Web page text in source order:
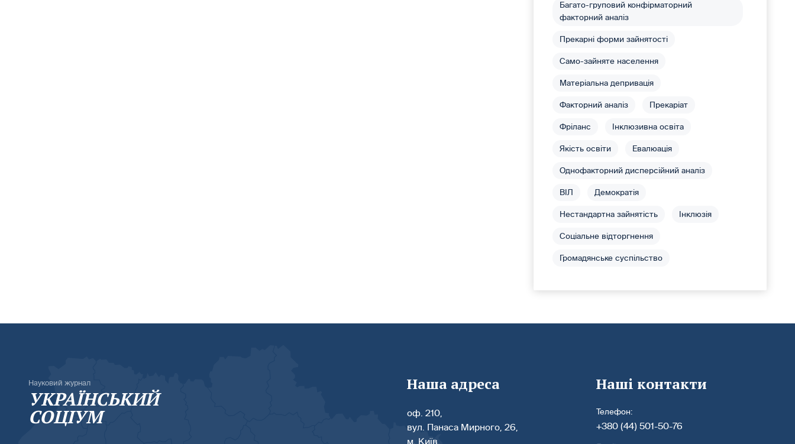
Багато-груповий конфірматорний
факторний аналіз
Прекарні форми зайнятості
Само-зайняте населення
Матеріальна депривація
Факторний аналіз Прекаріат
Фріланс Інклюзивна освіта
Якість освіти Евалюація
Однофакторний дисперсійний аналіз
ВІЛ Демократія
Нестандартна зайнятість Інклюзія
Соціальне відторгнення
Громадянське суспільство
Науковий журнал
УКРАЇНСЬКИЙ
СОЦІУМ
Наша адреса
оф. 210,
вул. Панаса Мирного, 26,
м. Київ,
Наші контакти
Телефон:
+380 (44) 501-50-76